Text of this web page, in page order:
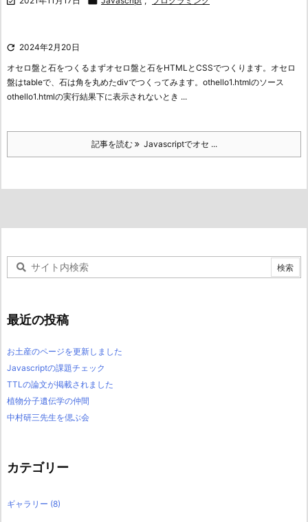
 2024年2月20日
オセロ盤と石をつくる まずオセロ盤と石をHTMLとCSSでつくります。オセロ
盤はtableで、石は角を丸めたdivでつくってみます。 othello1.htmlのソース
othello1.htmlの実行結果下に表示されないとき ...
記事を読む Javascriptでオセ ...
最近の投稿
お土産のページを更新しました
Javascriptの課題チェック
TTLの論文が掲載されました
植物分子遺伝学の仲間
中村研三先生を偲ぶ会
カテゴリー
ギャラリー (8)